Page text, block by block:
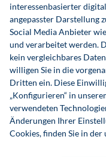
interessenbasierter
angepasster Darstellung
Social Media Anbieter
und verarbeitet werden.
kein vergleichbares
willigen Sie in die
Dritten ein. Diese
„Konfigurieren“ in
verwendeten
Änderungen Ihrer
Cookies, finden Sie in